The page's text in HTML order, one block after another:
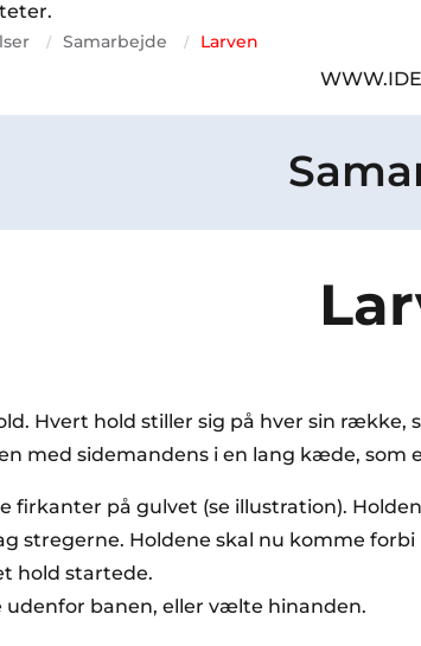
/ Samarbejde / Larven
Hvert hold stiller sig på hver sin række,
med sidemandens i en lang kæde, som
firkanter på gulvet (se illustration).
stregerne. Holdene skal nu komme
hold startede.
banen, eller vælte hinanden.